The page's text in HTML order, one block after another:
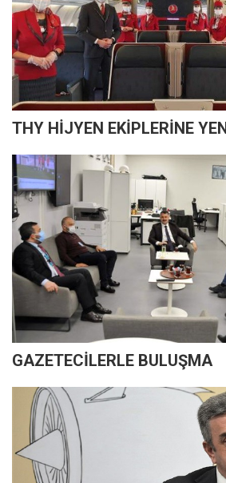
THY HİJYEN EKİPLERİNE
GAZETECİLERLE BULUŞMA